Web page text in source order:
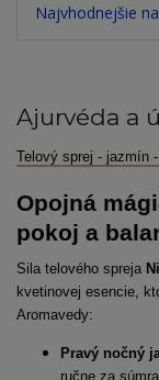
Najvhodnejšie
Ajurvéda a
Telový sprej - jazmín
Opojná
pokoj a
Sila telového spreja
kvetinovej esencie,
Aromavedy:
Pravý nočný
ručne za